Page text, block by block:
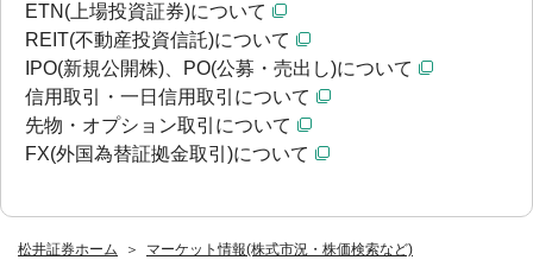
松井証券ホーム
マーケット情報(株式市況・株価検索など)
ETN(上場投資証券)について
REIT(不動産投資信託)について
IPO(新規公開株)、PO(公募・売出し)について
信用取引・一日信用取引について
先物・オプション取引について
FX(外国為替証拠金取引)について